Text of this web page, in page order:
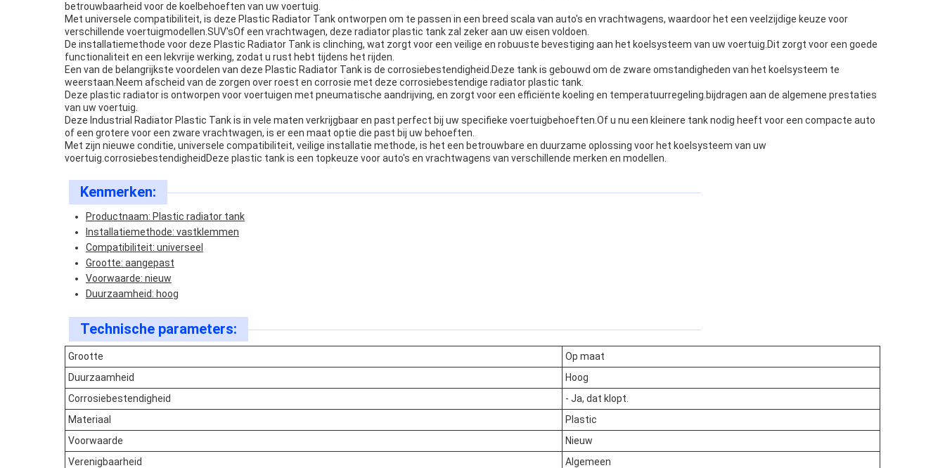
betrouwbaarheid voor de koelbehoeften van uw voertuig.
Met universele compatibiliteit, is deze Plastic Radiator Tank ontworpen om te passen in een breed scala van auto's en vrachtwagens, waardoor het een veelzijdige keuze voor
verschillende voertuigmodellen.SUV'sOf een vrachtwagen, deze radiator plastic tank zal zeker aan uw eisen voldoen.
De installatiemethode voor deze Plastic Radiator Tank is clinching, wat zorgt voor een veilige en robuuste bevestiging aan het koelsysteem van uw voertuig.Dit zorgt voor een goede
functionaliteit en een lekvrije werking, zodat u rust hebt tijdens het rijden.
Een van de belangrijkste voordelen van deze Plastic Radiator Tank is de corrosiebestendigheid.Deze tank is gebouwd om de zware omstandigheden van het koelsysteem te
weerstaan.Neem afscheid van de zorgen over roest en corrosie met deze corrosiebestendige radiator plastic tank.
Deze plastic radiator is ontworpen voor voertuigen met pneumatische aandrijving, en zorgt voor een efficiënte koeling en temperatuurregeling.bijdragen aan de algemene prestaties
van uw voertuig.
Deze Industrial Radiator Plastic Tank is in vele maten verkrijgbaar en past perfect bij uw specifieke voertuigbehoeften.Of u nu een kleinere tank nodig heeft voor een compacte auto
of een grotere voor een zware vrachtwagen, is er een maat optie die past bij uw behoeften.
Met zijn nieuwe conditie, universele compatibiliteit, veilige installatie methode, is het een betrouwbare en duurzame oplossing voor het koelsysteem van uw
voertuig.corrosiebestendigheidDeze plastic tank is een topkeuze voor auto's en vrachtwagens van verschillende merken en modellen.
Kenmerken:
Productnaam: Plastic radiator tank
Installatiemethode: vastklemmen
Compatibiliteit: universeel
Grootte: aangepast
Voorwaarde: nieuw
Duurzaamheid: hoog
Technische parameters:
Grootte
Op maat
Duurzaamheid
Hoog
Corrosiebestendigheid
- Ja, dat klopt.
Materiaal
Plastic
Voorwaarde
Nieuw
Verenigbaarheid
Algemeen